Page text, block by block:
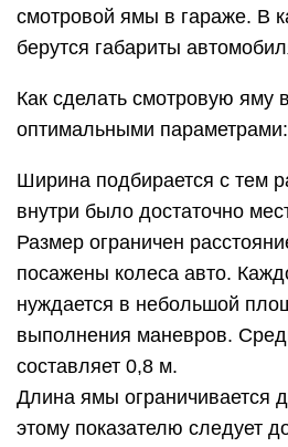
смотровой ямы в гараже. В
берутся габариты
Как сделать смотровую яму
оптимальными параметрами:
Ширина подбирается с тем
внутри было достаточно
Размер ограничен
посажены колеса авто.
нуждается в небольшой
выполнения маневров.
составляет 0,8 м.
Длина ямы ограничивается
этому показателю следует